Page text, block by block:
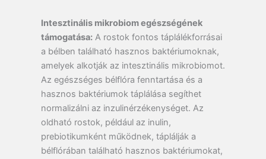
Intesztinális mikrobiom egészségének
támogatása:A rostok fontos táplálékforrásai
a bélben található hasznos baktériumoknak,
amelyek alkotják az intesztinális mikrobiomot.
Az egészséges bélflóra fenntartása és a
hasznos baktériumok táplálása segíthet
normalizálni az inzulinérzékenységet. Az
oldható rostok, például az inulin,
prebiotikumként működnek, táplálják a
bélflórában található hasznos baktériumokat,